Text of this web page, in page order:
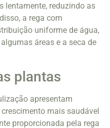
lentamente, reduzindo as
a rega com
uniforme de água,
áreas e a seca de
plantas
apresentam
mais saudável
proporcionada pela rega